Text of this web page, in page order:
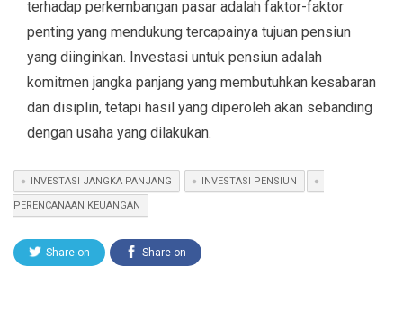
terhadap perkembangan pasar adalah faktor-faktor
penting yang mendukung tercapainya tujuan pensiun
yang diinginkan. Investasi untuk pensiun adalah
komitmen jangka panjang yang membutuhkan kesabaran
dan disiplin, tetapi hasil yang diperoleh akan sebanding
dengan usaha yang dilakukan.
INVESTASI JANGKA PANJANG INVESTASI PENSIUN
PERENCANAAN KEUANGAN
Share on Share on